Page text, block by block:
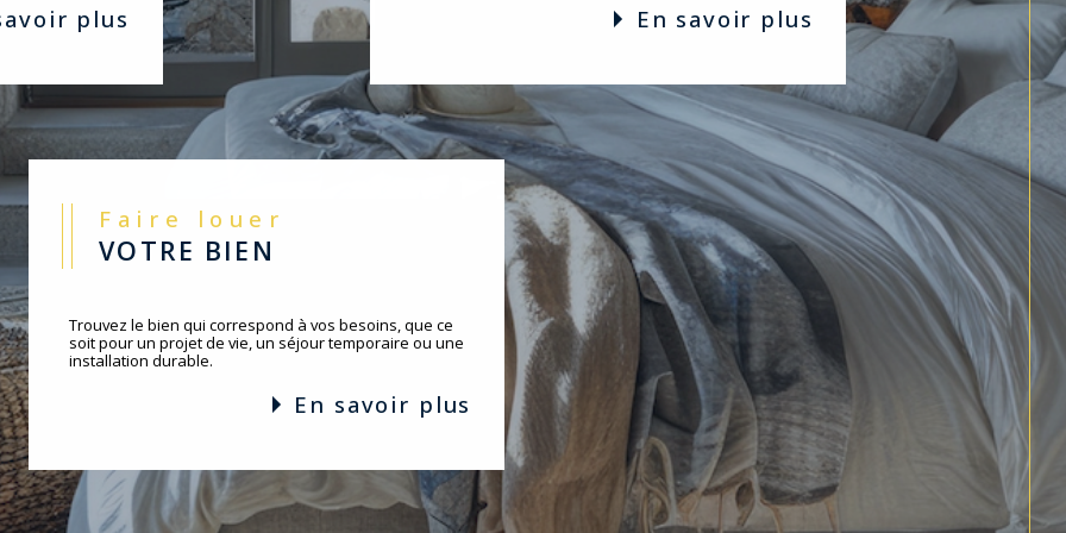
plus en savoir plus
Faire louer
VOTRE BIEN
Trouvez le bien qui correspond à vos besoins, que ce
soit pour un projet de vie, un séjour temporaire ou une
installation durable.
en savoir plus